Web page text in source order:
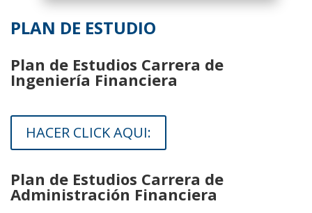
PLAN DE ESTUDIO
Plan de Estudios Carrera de
Ingeniería Financiera
HACER CLICK AQUI:
Plan de Estudios Carrera de
Administración Financiera